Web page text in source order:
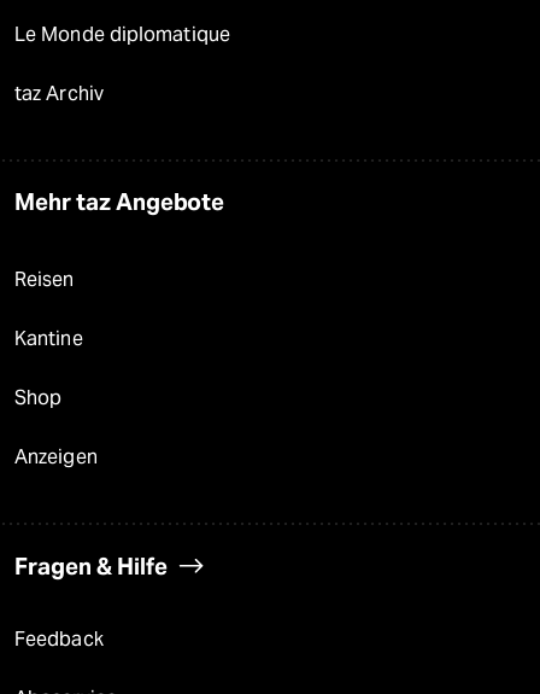
Le Monde diplomatique
taz Archiv
Mehr taz Angebote
Reisen
Kantine
Shop
Anzeigen
Fragen & Hilfe
Feedback